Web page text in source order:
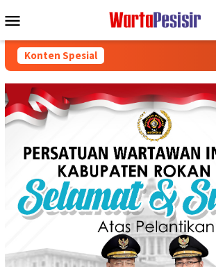
ke
Mobile
Konten Spesial